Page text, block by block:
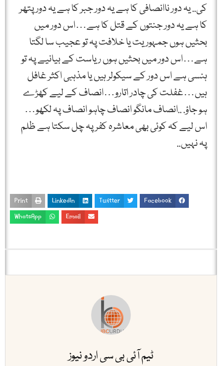
کی.. یہ دور ناانصافی کا ہے یہ دور جبر کا ہے یہ دور پتھر
کا ہے یہ دور جنتوں کے قتل کا ہے…اس دور میں
بحثیں ہوں جمہوریت یا خلافت پہ تو عجیب سا لگتا
ہے…اس دور میں بحثیں ہوں ریاست کے بیانیے پہ تو
ہنسی ہے اس دور کے سیکولر ہیں یا مذہبی اکثر غافل
ہیں…غفلت کی چادر اتارو…انصاف کے لیے کھڑے
ہو جاؤ. ..انصاف مانگو انصاف چاہو انصاف پہ لکھو…
اس لیے کہ کوئی بھی معاشرہ کفر پہ چل سکتا ہے ظلم
پہ نہیں..
Facebook
Twitter
LinkedIn
Print
Email
WhatsApp
ٹیم آئی بی سی اردو نیوز